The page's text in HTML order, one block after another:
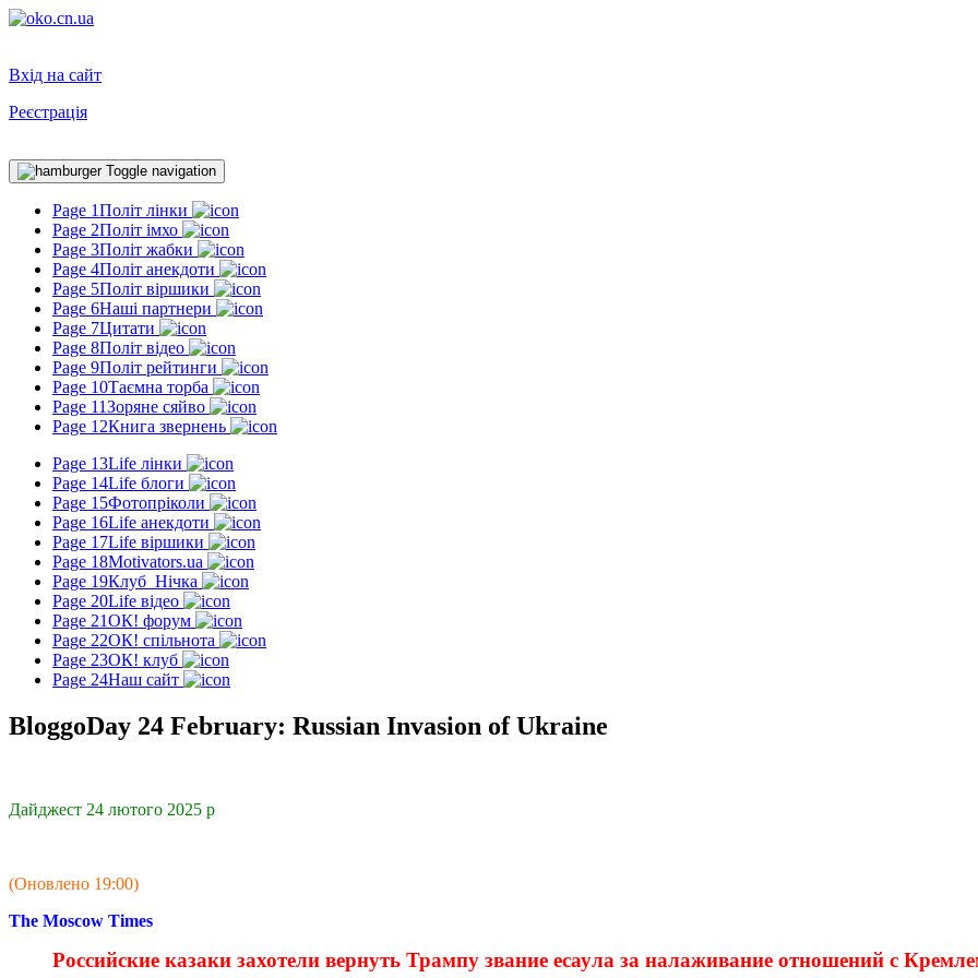
Вхід на сайт
Реєстрація
Toggle navigation
Page 1Політ лінки
Page 2Політ імхо
Page 3Політ жабки
Page 4Політ анекдоти
Page 5Політ віршики
Page 6Наші партнери
Page 7Цитати
Page 8Політ відео
Page 9Політ рейтинги
Page 10Таємна торба
Page 11Зоряне сяйво
Page 12Книга звернень
Page 13Life лінки
Page 14Life блоги
Page 15Фотопріколи
Page 16Life анекдоти
Page 17Life віршики
Page 18Motivators.ua
Page 19Клуб_Нічка
Page 20Life відео
Page 21ОК! форум
Page 22ОК! спільнота
Page 23ОК! клуб
Page 24Наш сайт
BloggoDay 24 February: Russian Invasion of Ukraine
Дайджест 24 лютого 2025 р
(Оновлено 19:00)
The Moscow Times
Российские казаки захотели вернуть Трампу звание есаула за налаживание отношений с